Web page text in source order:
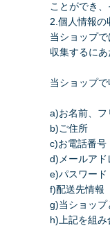
ことができ
2.個人情報の
当ショップ
収集するに
当ショップで
a)お名前、フ
b)ご住所
c)お電話番号
d)メールアド
e)パスワード
f)配送先情報
g)当ショップ
h)上記を組